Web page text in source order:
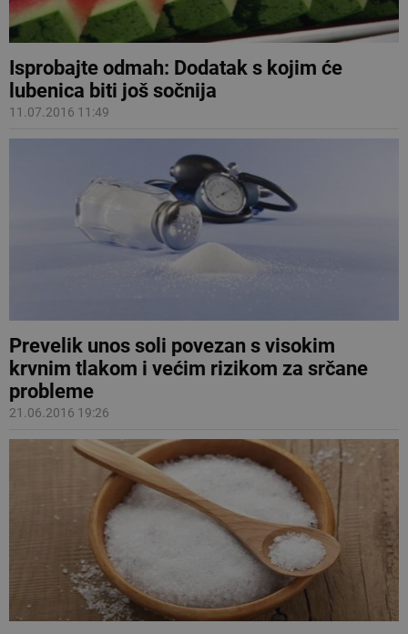
Isprobajte odmah: Dodatak s kojim će
lubenica biti još sočnija
11.07.2016 11:49
Prevelik unos soli povezan s visokim
krvnim tlakom i većim rizikom za srčane
probleme
21.06.2016 19:26